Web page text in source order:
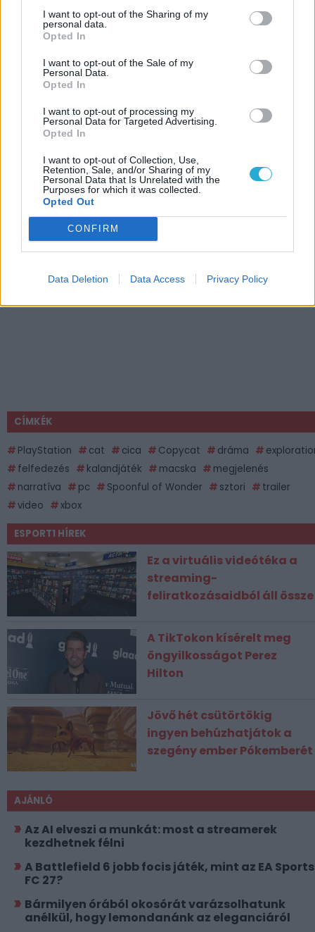
I want to opt-out of the Sharing of my
personal data.
Opted In
I want to opt-out of the Sale of my
Personal Data.
Opted In
I want to opt-out of processing my
Personal Data for Targeted Advertising.
Opted In
I want to opt-out of Collection, Use,
Retention, Sale, and/or Sharing of my
Personal Data that Is Unrelated with the
Purposes for which it was collected.
Opted Out
CONFIRM
Data Deletion Data Access Privacy Policy
CÍMKÉK
PlayStation cat cica Copycat dráma
felfedezés
kalandjáték macska
megjelenés
narratíva
pc Spoonful of Wonder sztori
trailer
video
xbox
ESPORT1 HÍREK
Ez a virtuális videótéka a
streaming-
feliratkozásaidból áll össze
A TikTokon kísérelt meg
öngyilkosságot Perez
Hilton
Jövő hét csütörtökig
ingyen behúzhatjátok a
szegény ember Pókemberét
AJÁNLÓ
Az AI elveszi a munkát: most a streamerek
kezdhetnek félni
A Battlefield 6 jobb focis játék, mint az EA Sports
FC 27?
Bármilyen órából okosórát varázsolhatunk
anélkül, hogy lemondanánk az eleganciáról